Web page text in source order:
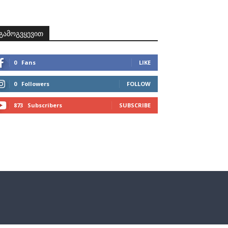
0 Fans LIKE
0 Followers FOLLOW
873 Subscribers SUBSCRIBE